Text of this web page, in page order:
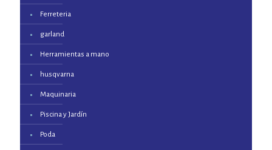
Ferreteria
garland
Herramientas a mano
husqvarna
Maquinaria
Piscina y Jardín
Poda